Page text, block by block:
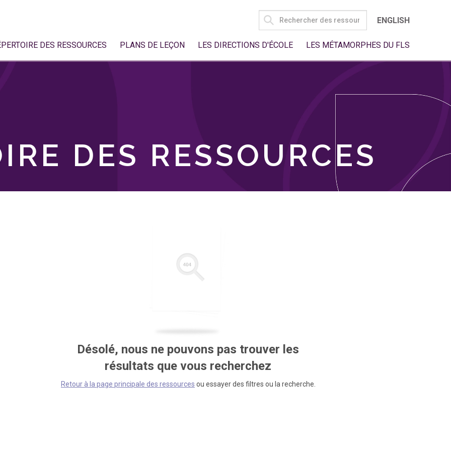
SEARCH
FOR:
ENGLISH
DES RESSOURCES PLANS DE LEÇON LES DIRECTIONS D'ÉCOLE LES MÉTAMORPHES DU FLS
DES RESSOURCES
Désolé, nous ne pouvons pas trouver les
résultats que vous recherchez
Retour à la page principale des ressources ou essayer des filtres ou la recherche.